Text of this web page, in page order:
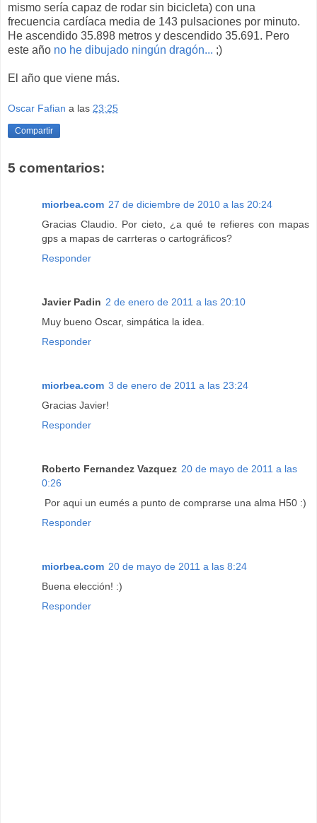
mismo sería capaz de rodar sin bicicleta) con una
frecuencia cardíaca media de 143 pulsaciones por minuto.
He ascendido 35.898 metros y descendido 35.691. Pero
este año no he dibujado ningún dragón... ;)
El año que viene más.
Oscar Fafian a las 23:25
Compartir
5 comentarios:
miorbea.com 27 de diciembre de 2010 a las 20:24
Gracias Claudio. Por cieto, ¿a qué te refieres con mapas
gps a mapas de carrteras o cartográficos?
Responder
Javier Padin 2 de enero de 2011 a las 20:10
Muy bueno Oscar, simpática la idea.
Responder
miorbea.com 3 de enero de 2011 a las 23:24
Gracias Javier!
Responder
Roberto Fernandez Vazquez 20 de mayo de 2011 a las
0:26
Por aqui un eumés a punto de comprarse una alma H50 :)
Responder
miorbea.com 20 de mayo de 2011 a las 8:24
Buena elección! :)
Responder